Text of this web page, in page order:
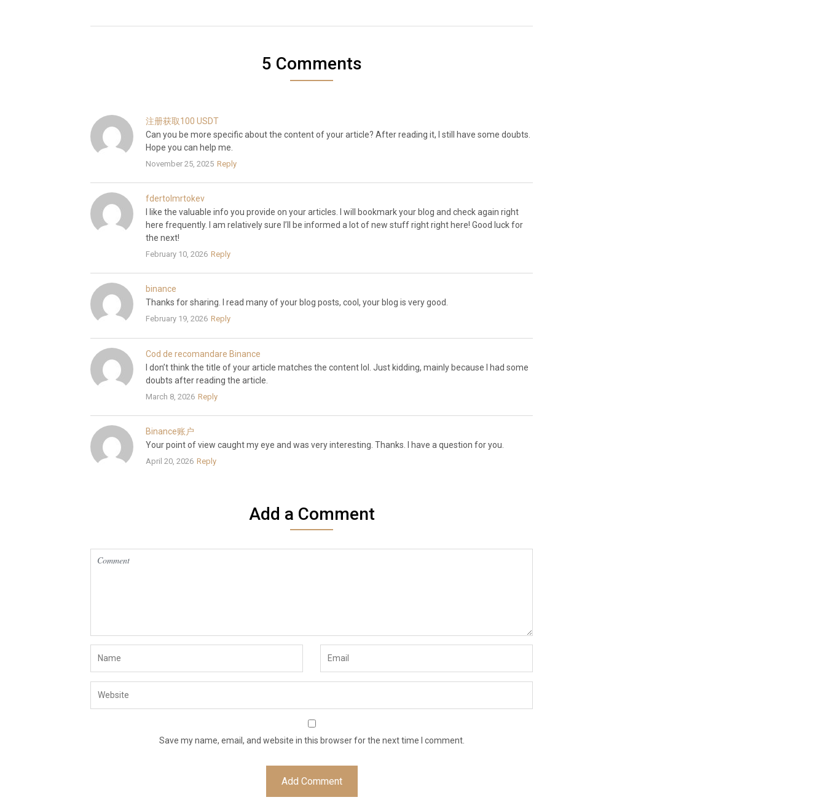
5 Comments
注册获取100 USDT
Can you be more specific about the content of your article? After reading it, I still have some doubts.
Hope you can help me.
November 25, 2025 Reply
fdertolmrtokev
I like the valuable info you provide on your articles. I will bookmark your blog and check again right
here frequently. I am relatively sure I’ll be informed a lot of new stuff right right here! Good luck for
the next!
February 10, 2026 Reply
binance
Thanks for sharing. I read many of your blog posts, cool, your blog is very good.
February 19, 2026 Reply
Cod de recomandare Binance
I don’t think the title of your article matches the content lol. Just kidding, mainly because I had some
doubts after reading the article.
March 8, 2026 Reply
Binance账户
Your point of view caught my eye and was very interesting. Thanks. I have a question for you.
April 20, 2026 Reply
Add a Comment
Save my name, email, and website in this browser for the next time I comment.